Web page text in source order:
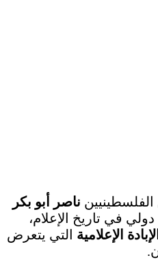
ناصر أبو بكر
في تاريخ الإعلام،
الإبادة الإعلامية التي يتعرض